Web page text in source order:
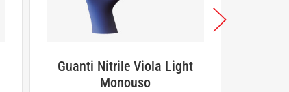
Guanti Nitrile Viola Light
Monouso